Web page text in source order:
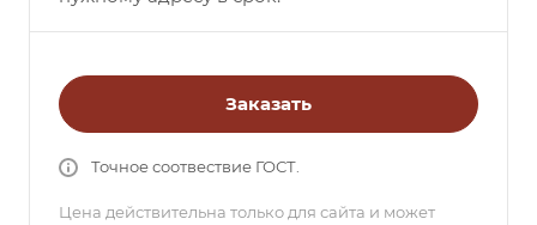
Заказать
Точное соотвествие ГОСТ.
Цена действительна только для сайта и может